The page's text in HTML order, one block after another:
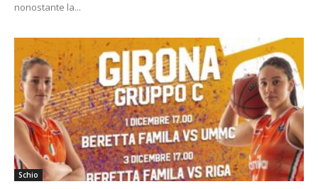
nonostante la...
Schio